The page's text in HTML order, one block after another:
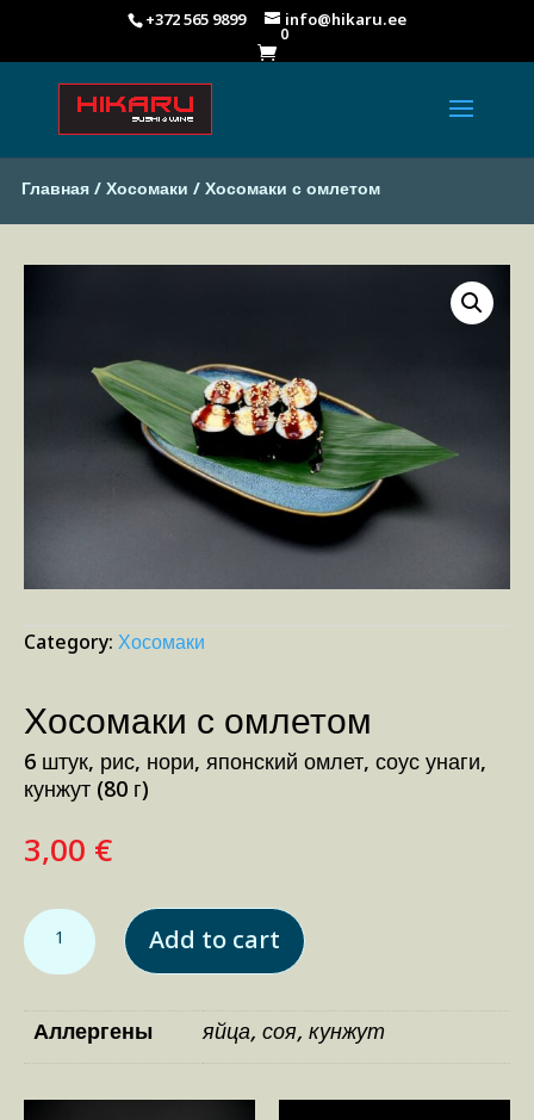
+372 565 9899 info@hikaru.ee
 0
Главная/Хосомаки/ Хосомаки с омлетом
Category:Хосомаки
Хосомаки с омлетом
6 штук, рис, нори, японский омлет, соус унаги,
кунжут (80 г)
3,00€
Хосомаки с омлетом quantity
Add to cart
Аллергены яйца, соя, кунжут